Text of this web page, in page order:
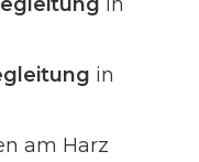
in
am Harz